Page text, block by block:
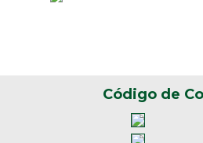
Código de